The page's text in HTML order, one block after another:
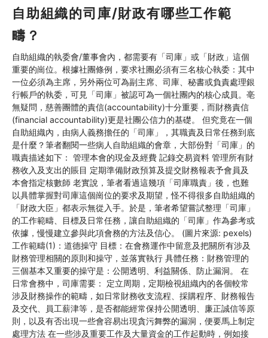
自助組織的司庫/財政有哪些工作範
疇？
自助組織的執委會/董事會內，都需要有「司庫」或「財政」這個
重要的崗位。根據社團條例，要求社團必須有三名核心執委：其中
一位必須為主席，另外兩位可為副主席、司庫、秘書或負責處理銀
行帳戶的執委，可見「司庫」被認可為一個社團內的核心成員。亳
無疑問，慈善團體的責信(accountability)十分重要，而財務責信
(financial accountability)更是社團公信力的基礎。 但究竟在一個
自助組織內，由病人義務擔任的「司庫」，其職責及日常任務到底
是什麼？筆者翻閱一些病人自助組織的會章，大部份對「司庫」的
職責描述如下： 管理本會的現金及經費 記錄交易資料 管理所有財
務收入及支出的賬目 定期準備財政預算及提交財務報表予會員及
本會指定核數師 老實說，筆者看過這幾項「司庫職責」後，也難
以具體掌握對司庫這個崗位的要求及期望，怪不得很多自助組織的
「財政大臣」都表示無從入手。於是，筆者希望嘗試整理「司庫」
的工作範疇、目標及日常任務，讓自助組織的「司庫」作為參考或
依據，慢慢建立參與此項會務的方法及信心。 (圖片來源: pexels)
工作範疇(1)：道德操守 目標：在會務運作中留意及把關所有涉及
財務管理相關的原則和操守，並落實執行 具體任務：財務管理的
三個基本又重要的操守是：公開透明、利益關係、防止漏洞。 在
日常會務中，司庫需要： 定立周期，定期檢視組織內的各個較常
涉及財務操作的範疇，如日常財務收支流程、採購程序、財務報告
及交代、員工薪津等，是否都能經常保持公開透明、廉正誠信等原
則，以及有否出現一些會容易出現貪污舞弊的漏洞，便要馬上制定
處理方法 在一些涉及重要工作及大量資金的工作起動時，例如接